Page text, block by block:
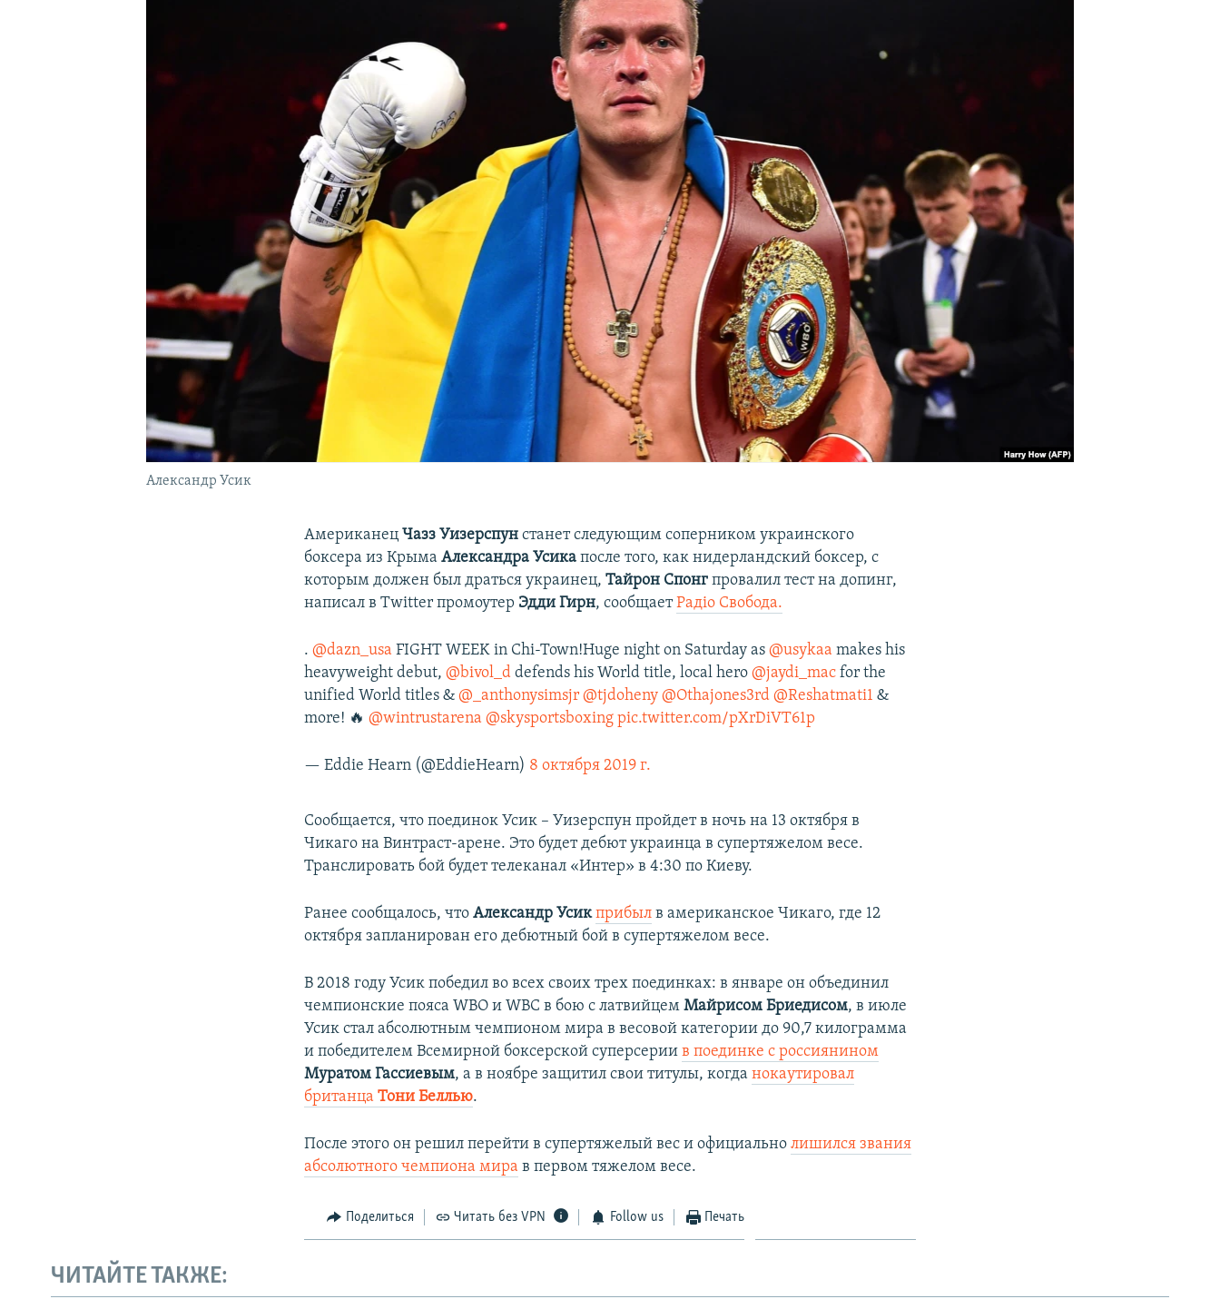
Александр Усик
АмериканецЧазз Уизерспун станет следующим соперником украинского
боксера из КрымаАлександра Усика после того, как нидерландский боксер, с
которым должен был драться украинец,Тайрон Спонг провалил тест на допинг,
написал в Twitter промоутер Эдди Гирн, сообщаетРадіо Свобода.
.@dazn_usa FIGHT WEEK in Chi-Town!Huge night on Saturday as@usykaa makes his
heavyweight debut,@bivol_d defends his World title, local hero@jaydi_mac for the
unified World titles &@_anthonysimsjr @tjdoheny @Othajones3rd @Reshatmati1 &
more! 🔥@wintrustarena @skysportsboxing pic.twitter.com/pXrDiVT61p
— Eddie Hearn (@EddieHearn) 8 октября 2019 г.
Сообщается, что поединок Усик – Уизерспун пройдет в ночь на 13 октября в
Чикаго на Винтраст-арене. Это будет дебют украинца в супертяжелом весе.
Транслировать бой будет телеканал «Интер» в 4:30 по Киеву.
Ранее сообщалось, чтоАлександр Усик прибыл в американское Чикаго, где 12
октября запланирован его дебютный бой в супертяжелом весе.
В 2018 году Усик победил во всех своих трех поединках: в январе он объединил
чемпионские пояса WBO и WBC в бою с латвийцемМайрисом Бриедисом, в июле
Усик стал абсолютным чемпионом мира в весовой категории до 90,7 килограмма
и победителем Всемирной боксерской суперсериив поединке с россиянином
Муратом Гассиевым, а в ноябре защитил свои титулы, когданокаутировал
британцаТони Беллью.​
После этого он решил перейти в супертяжелый вес и официальнолишился звания
абсолютного чемпиона мира в первом тяжелом весе.
Поделиться Читать без VPN Follow us Печать
ЧИТАЙТЕ ТАКЖЕ: